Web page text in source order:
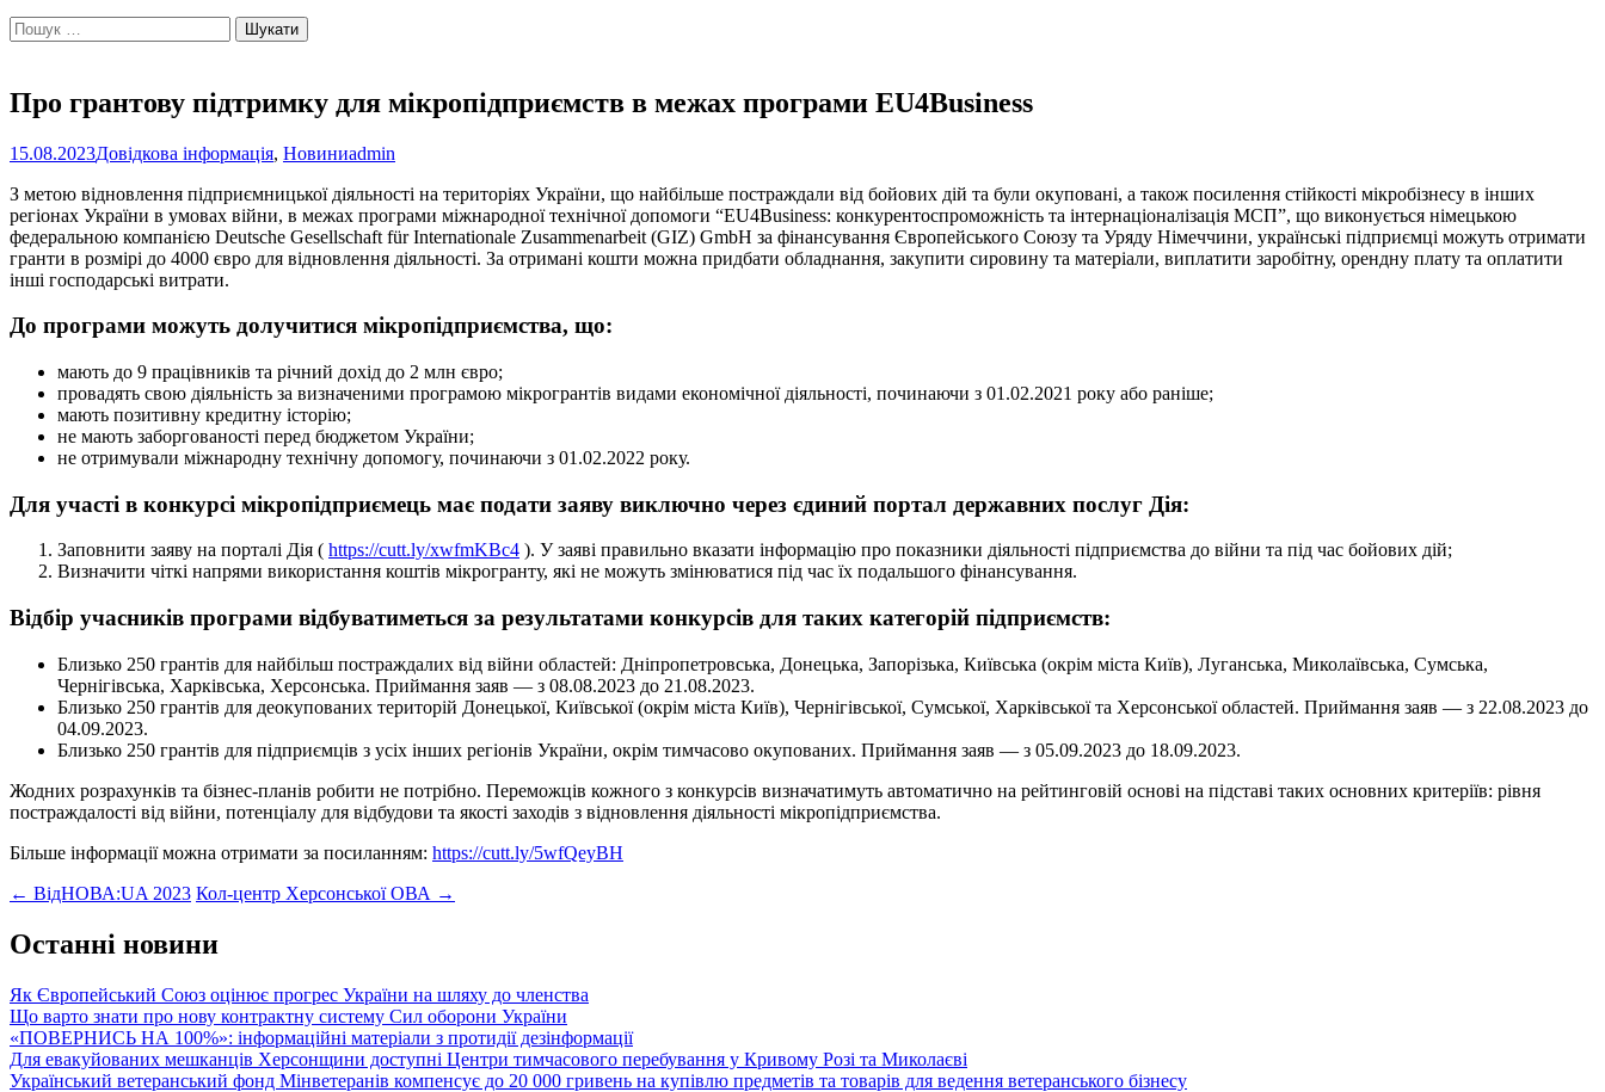
Пошук:
Про грантову підтримку для мікропідприємств в межах програми EU4Business
15.08.2023Довідкова інформація, Новиниadmin
З метою відновлення підприємницької діяльності на територіях України, що найбільше постраждали від бойових дій та були окуповані, а також посилення стійкості мікробізнесу в інших
регіонах України в умовах війни, в межах програми міжнародної технічної допомоги “EU4Business: конкурентоспроможність та інтернаціоналізація МСП”, що виконується німецькою
федеральною компанією Deutsche Gesellschaft für Internationale Zusammenarbeit (GIZ) GmbH за фінансування Європейського Союзу та Уряду Німеччини, українські підприємці можуть отримати
гранти в розмірі до 4000 євро для відновлення діяльності. За отримані кошти можна придбати обладнання, закупити сировину та матеріали, виплатити заробітну, орендну плату та оплатити
інші господарські витрати.
До програми можуть долучитися мікропідприємства, що:
мають до 9 працівників та річний дохід до 2 млн євро;
провадять свою діяльність за визначеними програмою мікрогрантів видами економічної діяльності, починаючи з 01.02.2021 року або раніше;
мають позитивну кредитну історію;
не мають заборгованості перед бюджетом України;
не отримували міжнародну технічну допомогу, починаючи з 01.02.2022 року.
Для участі в конкурсі мікропідприємець має подати заяву виключно через єдиний портал державних послуг Дія:
Заповнити заяву на порталі Дія ( https://cutt.ly/xwfmKBc4 ). У заяві правильно вказати інформацію про показники діяльності підприємства до війни та під час бойових дій;
Визначити чіткі напрями використання коштів мікрогранту, які не можуть змінюватися під час їх подальшого фінансування.
Відбір учасників програми відбуватиметься за результатами конкурсів для таких категорій підприємств:
Близько 250 грантів для найбільш постраждалих від війни областей: Дніпропетровська, Донецька, Запорізька, Київська (окрім міста Київ), Луганська, Миколаївська, Сумська,
Чернігівська, Харківська, Херсонська. Приймання заяв — з 08.08.2023 до 21.08.2023.
Близько 250 грантів для деокупованих територій Донецької, Київської (окрім міста Київ), Чернігівської, Сумської, Харківської та Херсонської областей. Приймання заяв — з 22.08.2023 до
04.09.2023.
Близько 250 грантів для підприємців з усіх інших регіонів України, окрім тимчасово окупованих. Приймання заяв — з 05.09.2023 до 18.09.2023.
Жодних розрахунків та бізнес-планів робити не потрібно. Переможців кожного з конкурсів визначатимуть автоматично на рейтинговій основі на підставі таких основних критеріїв: рівня
постраждалості від війни, потенціалу для відбудови та якості заходів з відновлення діяльності мікропідприємства.
Більше інформації можна отримати за посиланням: https://cutt.ly/5wfQeyBH
Post
navigation
← ВідНОВА:UA 2023 Кол-центр Херсонської ОВА →
Останні новини
Як Європейський Союз оцінює прогрес України на шляху до членства
Що варто знати про нову контрактну систему Сил оборони України
«ПОВЕРНИСЬ НА 100%»: інформаційні матеріали з протидії дезінформації
Для евакуйованих мешканців Херсонщини доступні Центри тимчасового перебування у Кривому Розі та Миколаєві
Український ветеранський фонд Мінветеранів компенсує до 20 000 гривень на купівлю предметів та товарів для ведення ветеранського бізнесу